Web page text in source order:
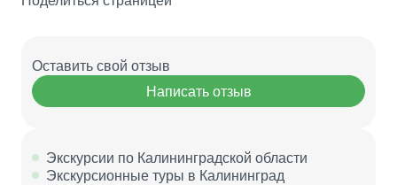
Оставить свой отзыв
Написать отзыв
Экскурсии по Калининградской области
Экскурсионные туры в Калининград